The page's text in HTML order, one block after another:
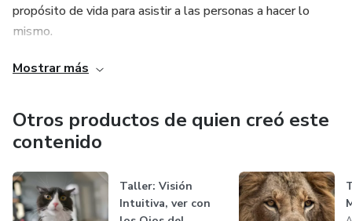
propósito de vida para asistir a las personas a hacer lo
mismo.
A través de procesos de desprogramación ayudo a las
de vida.
Mostrar más
Otros productos de quien creó este
contenido
Taller: Visión
Intuitiva, ver con